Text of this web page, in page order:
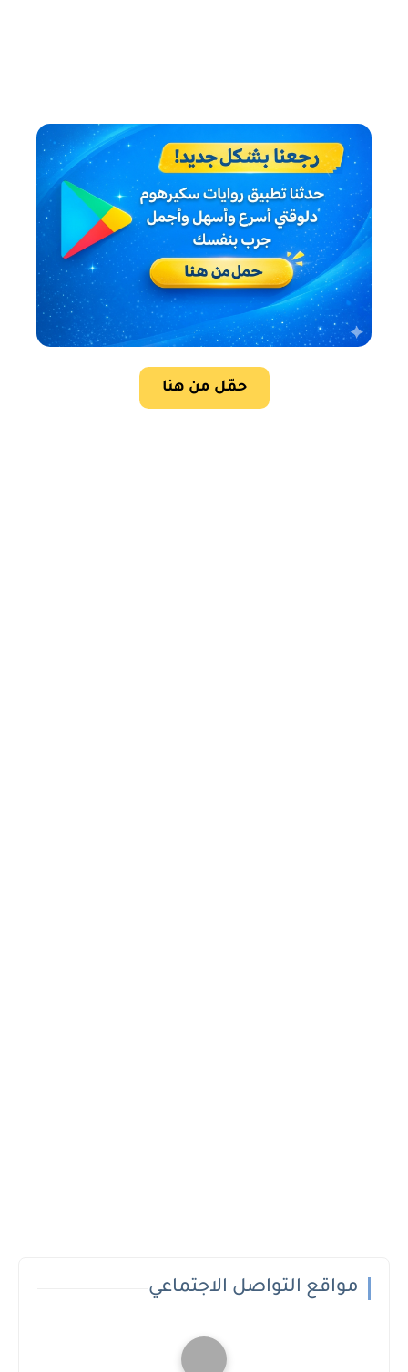
حمّل من هنا
مواقع التواصل الاجتماعي